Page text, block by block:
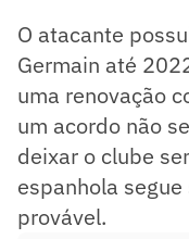
O atacante
Germain até
uma renovação
um acordo não
deixar o clube
espanhola
provável.